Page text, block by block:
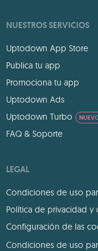
NUESTROS SERVICIOS
Uptodown App Store
Publica tu app
Promociona tu app
Uptodown Ads
Uptodown Turbo
FAQ & Soporte
LEGAL
Condiciones de uso
Política de privacidad y
Configuración de las
Condiciones de uso